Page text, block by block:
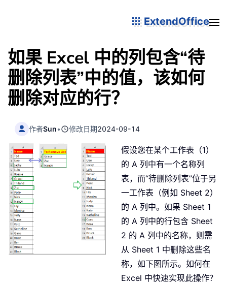
ExtendOffice
如果 Excel 中的列包含“待
删除列表”中的值，该如何
删除对应的行？
作者Sun• 修改日期2024-09-14
假设您在某个工作表（1）
的 A 列中有一个名称列
表，而“待删除列表”位于另
一工作表（例如 Sheet 2）
的 A 列中。如果 Sheet 1
的 A 列中的行包含 Sheet
2 的 A 列中的名称，则需
从 Sheet 1 中删除这些名
称，如下图所示。如何在
Excel 中快速实现此操作？